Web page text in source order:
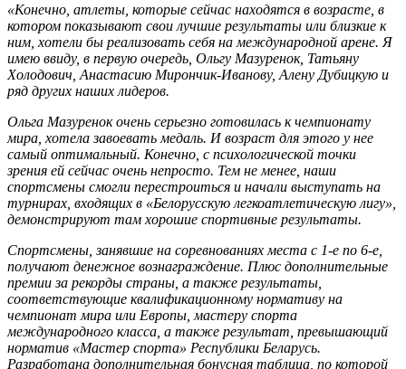
«Конечно, атлеты, которые сейчас находятся в возрасте, в
котором показывают свои лучшие результаты или близкие к
ним, хотели бы реализовать себя на международной арене. Я
имею ввиду, в первую очередь, Ольгу Мазуренок, Татьяну
Холодович, Анастасию Мирончик-Иванову, Алену Дубицкую и
ряд других наших лидеров.
Ольга Мазуренок очень серьезно готовилась к чемпионату
мира, хотела завоевать медаль. И возраст для этого у нее
самый оптимальный. Конечно, с психологической точки
зрения ей сейчас очень непросто. Тем не менее, наши
спортсмены смогли перестроиться и начали выступать на
турнирах, входящих в «Белорусскую легкоатлетическую лигу»,
демонстрируют там хорошие спортивные результаты.
Спортсмены, занявшие на соревнованиях места с 1-е по 6-е,
получают денежное вознаграждение. Плюс дополнительные
премии за рекорды страны, а также результаты,
соответствующие квалификационному нормативу на
чемпионат мира или Европы, мастеру спорта
международного класса, а также результат, превышающий
норматив «Мастер спорта» Республики Беларусь.
Разработана дополнительная бонусная таблица, по которой